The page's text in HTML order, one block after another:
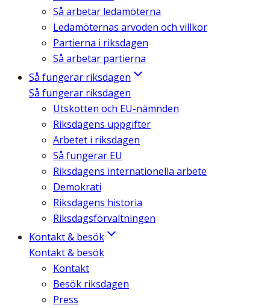
Så arbetar ledamöterna
Ledamöternas arvoden och villkor
Partierna i riksdagen
Så arbetar partierna
Så fungerar riksdagen
Så fungerar riksdagen
Utskotten och EU-nämnden
Riksdagens uppgifter
Arbetet i riksdagen
Så fungerar EU
Riksdagens internationella arbete
Demokrati
Riksdagens historia
Riksdagsförvaltningen
Kontakt & besök
Kontakt & besök
Kontakt
Besök riksdagen
Press